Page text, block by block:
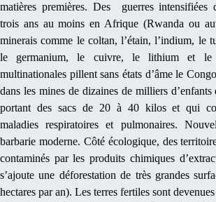
matières premières. Des guerres intensifiées
trois ans au moins en Afrique (Rwanda ou
minerais comme le coltan, l’étain, l’indium, le
le germanium, le cuivre, le lithium et le
multinationales pillent sans états d’âme le
dans les mines de dizaines de milliers d’enfants
portant des sacs de 20 à 40 kilos et qui
maladies respiratoires et pulmonaires.
barbarie moderne. Côté écologique, des
contaminés par les produits chimiques
s’ajoute une déforestation de très grandes
hectares par an). Les terres fertiles sont